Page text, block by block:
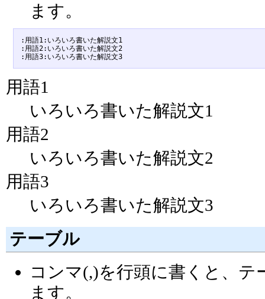
ます。
:用語1:いろいろ書いた解説文1
:用語2:いろいろ書いた解説文2
:用語3:いろいろ書いた解説文3
用語1
いろいろ書いた解説文1
用語2
いろいろ書いた解説文2
用語3
いろいろ書いた解説文3
テーブル
コンマ(,)を行頭に書くと、
ます。